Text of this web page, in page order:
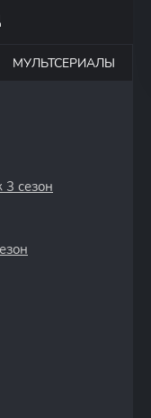
МУЛЬТСЕРИАЛЫ
сезон